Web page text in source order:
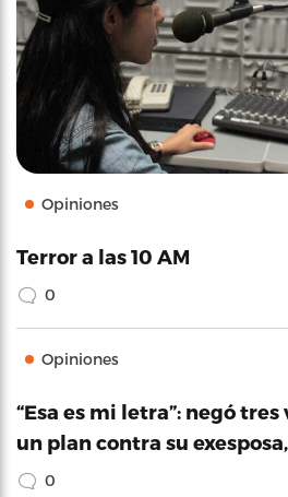
Opiniones
Terror a las 10 AM
0
Opiniones
“Esa es mi letra”: negó
un plan contra su
0